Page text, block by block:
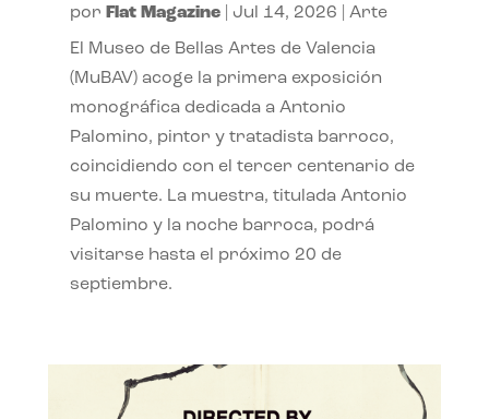
por Flat Magazine| Jul 14, 2026 Arte
El Museo de Bellas Artes de Valencia
(MuBAV) acoge la primera exposición
monográfica dedicada a Antonio
Palomino, pintor y tratadista barroco,
coincidiendo con el tercer centenario de
su muerte. La muestra, titulada Antonio
Palomino y la noche barroca, podrá
visitarse hasta el próximo 20 de
septiembre.